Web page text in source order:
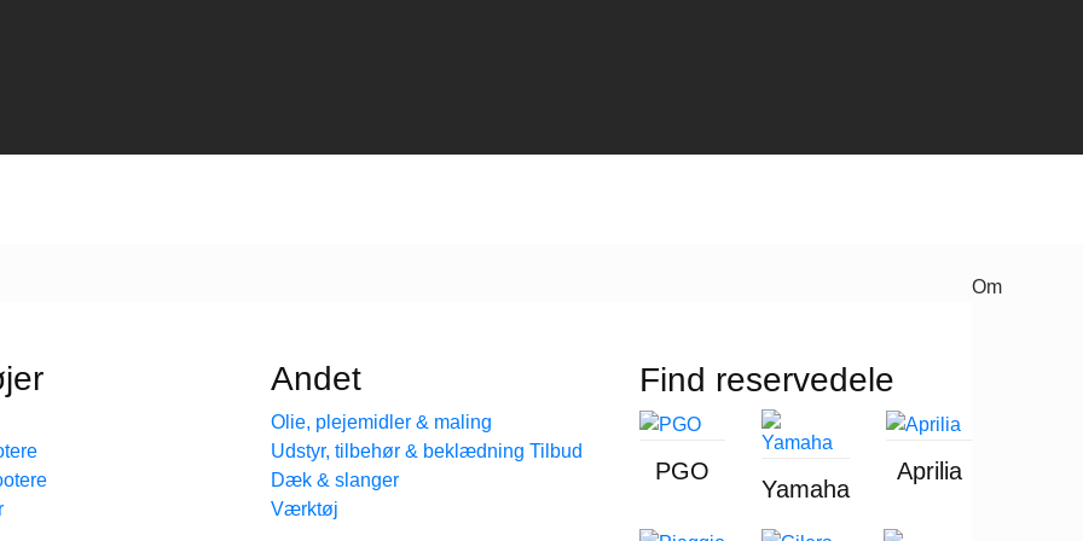
Andet
Olie, plejemidler & maling
Udstyr, tilbehør & beklædning
Dæk & slanger
Værktøj
Find reservedele
PGO
Yamaha
Aprilia
Om